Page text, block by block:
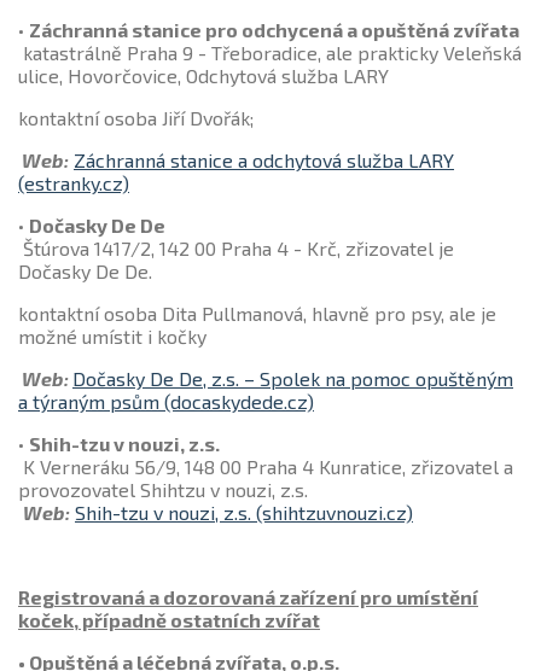
• Záchranná stanice pro odchycená a opuštěná zvířata
katastrálně Praha 9 - Třeboradice, ale prakticky Veleňská
ulice, Hovorčovice, Odchytová služba LARY
kontaktní osoba Jiří Dvořák;
Web: Záchranná stanice a odchytová služba LARY
(estranky.cz)
• Dočasky De De
Štúrova 1417/2, 142 00 Praha 4 - Krč, zřizovatel je
Dočasky De De.
kontaktní osoba Dita Pullmanová, hlavně pro psy, ale je
možné umístit i kočky
Web: Dočasky De De, z.s. – Spolek na pomoc opuštěným
a týraným psům (docaskydede.cz)
• Shih-tzu v nouzi, z.s.
K Verneráku 56/9, 148 00 Praha 4 Kunratice, zřizovatel a
provozovatel Shihtzu v nouzi, z.s.
Web: Shih-tzu v nouzi, z.s. (shihtzuvnouzi.cz)
Registrovaná a dozorovaná zařízení pro umístění
koček, případně ostatních zvířat
• Opuštěná a léčebná zvířata, o.p.s.